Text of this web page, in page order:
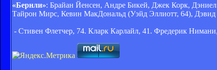
«Бернли»: Брайан Йенсен, Андре Бикей, Джек Корк,
Тайрон Мирс, Кевин МакДональд (Уэйд Эллиотт, 64),
- Стивен Флетчер, 74. Кларк Карлайл, 41. Фредерик